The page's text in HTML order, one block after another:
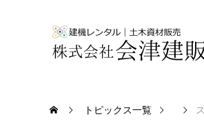
トピックス一覧